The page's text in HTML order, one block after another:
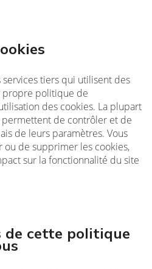
tiers qui utilisent des
propre politique de
des cookies. La plupart
permettent de contrôler et de
de leurs paramètres. Vous
de supprimer les cookies,
sur la fonctionnalité du site
de cette politique